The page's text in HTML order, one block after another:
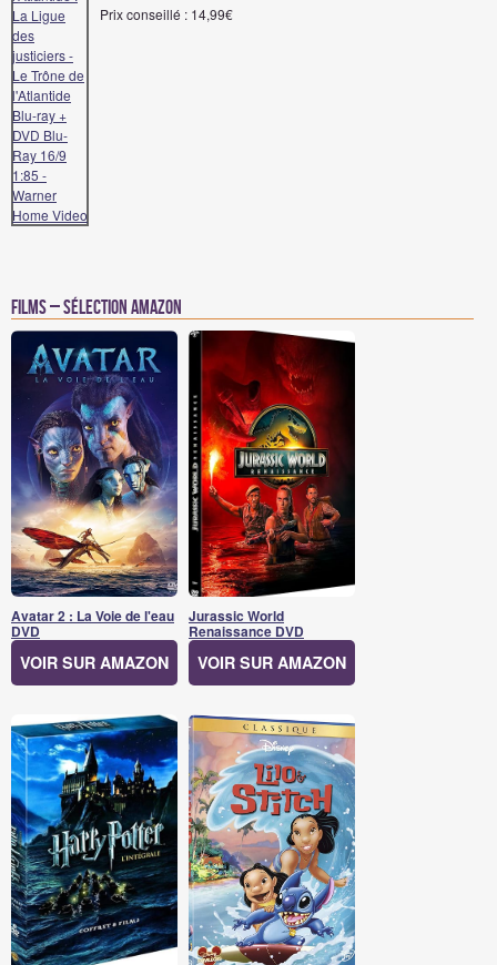
Prix conseillé : 14,99€
Films – Sélection Amazon
Avatar 2 : La Voie de l'eau
DVD
VOIR SUR AMAZON
Jurassic World
Renaissance DVD
VOIR SUR AMAZON